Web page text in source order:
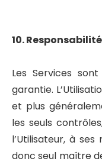
10. Responsabilité
Les Services
garantie.
et plus
les seuls
l’Utilisateur, à ses
donc seul maître